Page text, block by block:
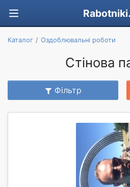
Каталог Оздоблювальні роботи
Стінова
Фільтр